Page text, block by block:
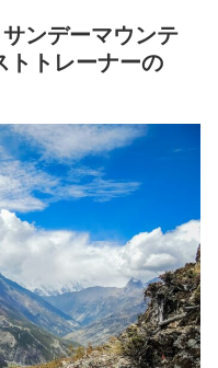
サンデーマウンテ
トトレーナーの